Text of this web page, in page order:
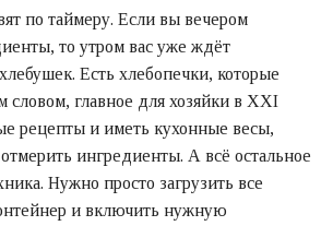
по таймеру. Если вы вечером
то утром вас уже ждёт
Есть хлебопечки, которые
главное для хозяйки в XXI
рецепты и иметь кухонные весы,
ингредиенты. А всё остальное
Нужно просто загрузить все
и включить нужную